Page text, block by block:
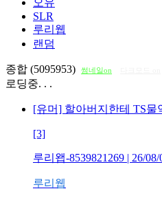
오유
SLR
루리웹
랜덤
종합 (5095953) 썸네일on
로딩중. . .
[유머] 할아버지한테 TS물
[3]
루리왭-8539821269 | 26/08/
루리웹